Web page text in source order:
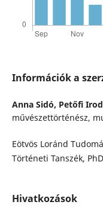
Információk a
Anna Sidó, Petőfi
művészettörténész,
Eötvös Loránd
Történeti Tanszék,
Hivatkozások